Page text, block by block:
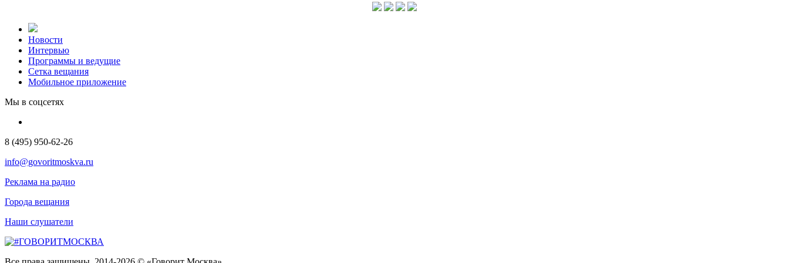
Новости
Интервью
Программы и ведущие
Сетка вещания
Мобильное приложение
Мы в соцсетях
8 (495) 950-62-26
info@govoritmoskva.ru
Реклама на радио
Города вещания
Наши слушатели